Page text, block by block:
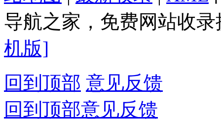
导航之家，免费网站收
机版]
回到顶部 意见反馈
回到顶部意见反馈